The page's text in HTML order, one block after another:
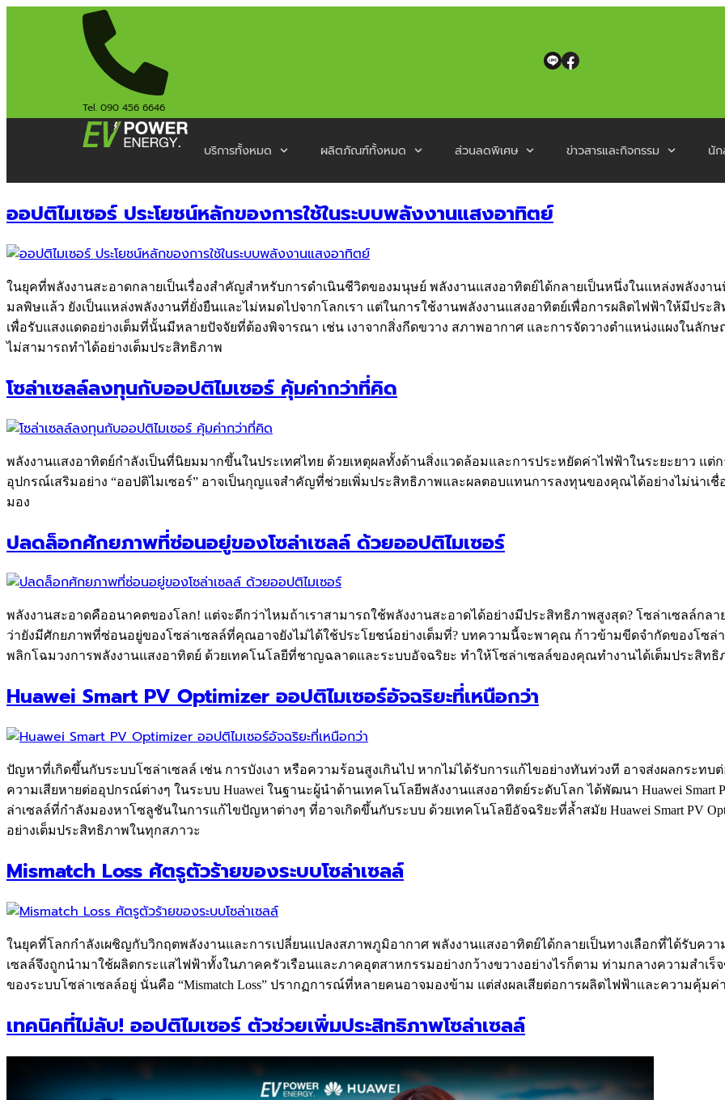
Tel. 090 456 6646
บริการทั้งหมด ผลิตภัณฑ์ทั้งหมด ส่วนลดพิเศษ ข่าวสารและกิจกรรม นั
ออปติไมเซอร์ ประโยชน์หลักของการใช้ในระบบพลังงานแสงอาทิตย์
ในยุคที่พลังงานสะอาดกลายเป็นเรื่องสำคัญสำหรับการดำเนินชีวิตของมนุษย์ พลังงานแสงอาทิตย์ได้กลายเป็นหนึ่งในแหล่งพลังงา
มลพิษแล้ว ยังเป็นแหล่งพลังงานที่ยั่งยืนและไม่หมดไปจากโลกเรา แต่ในการใช้งานพลังงานแสงอาทิตย์เพื่อการผลิตไฟฟ้าให้มีประ
เพื่อรับแสงแดดอย่างเต็มที่นั้นมีหลายปัจจัยที่ต้องพิจารณา เช่น เงาจากสิ่งกีดขวาง สภาพอากาศ และการจัดวางตำแหน่งแผงในลั
ไม่สามารถทำได้อย่างเต็มประสิทธิภาพ
โซล่าเซลล์ลงทุนกับออปติไมเซอร์ คุ้มค่ากว่าที่คิด
พลังงานแสงอาทิตย์กำลังเป็นที่นิยมมากขึ้นในประเทศไทย ด้วยเหตุผลทั้งด้านสิ่งแวดล้อมและการประหยัดค่าไฟฟ้าในระยะยาว แ
อุปกรณ์เสริมอย่าง “ออปติไมเซอร์” อาจเป็นกุญแจสำคัญที่ช่วยเพิ่มประสิทธิภาพและผลตอบแทนการลงทุนของคุณได้อย่างไม่น่าเชื่อ
มอง
ปลดล็อกศักยภาพที่ซ่อนอยู่ของโซล่าเซลล์ ด้วยออปติไมเซอร์
พลังงานสะอาดคืออนาคตของโลก! แต่จะดีกว่าไหมถ้าเราสามารถใช้พลังงานสะอาดได้อย่างมีประสิทธิภาพสูงสุด? โซล่าเซลล์ก
ว่ายังมีศักยภาพที่ซ่อนอยู่ของโซล่าเซลล์ที่คุณอาจยังไม่ได้ใช้ประโยชน์อย่างเต็มที่? บทความนี้จะพาคุณ ก้าวข้ามขีดจำกัดของโซล่าเ
พลิกโฉมวงการพลังงานแสงอาทิตย์ ด้วยเทคโนโลยีที่ชาญฉลาดและระบบอัจฉริยะ ทำให้โซล่าเซลล์ของคุณทำงานได้เต็มประสิทธิ
Huawei Smart PV Optimizer ออปติไมเซอร์อัจฉริยะที่เหนือกว่า
ปัญหาที่เกิดขึ้นกับระบบโซล่าเซลล์ เช่น การบังเงา หรือความร้อนสูงเกินไป หากไม่ได้รับการแก้ไขอย่างทันท่วงที อาจส่งผลกระท
ความเสียหายต่ออุปกรณ์ต่างๆ ในระบบ Huawei ในฐานะผู้นำด้านเทคโนโลยีพลังงานแสงอาทิตย์ระดับโลก ได้พัฒนา Huawei
ล่าเซลล์ที่กำลังมองหาโซลูชันในการแก้ไขปัญหาต่างๆ ที่อาจเกิดขึ้นกับระบบ ด้วยเทคโนโลยีอัจฉริยะที่ล้ำสมัย Huawei Smart PV
อย่างเต็มประสิทธิภาพในทุกสภาวะ
Mismatch Loss ศัตรูตัวร้ายของระบบโซล่าเซลล์
ในยุคที่โลกกำลังเผชิญกับวิกฤตพลังงานและการเปลี่ยนแปลงสภาพภูมิอากาศ พลังงานแสงอาทิตย์ได้กลายเป็นทางเลือกที่ได้รับค
เซลล์จึงถูกนำมาใช้ผลิตกระแสไฟฟ้าทั้งในภาคครัวเรือนและภาคอุตสาหกรรมอย่างกว้างขวางอย่างไรก็ตาม ท่ามกลางความสำเ
ของระบบโซล่าเซลล์อยู่ นั่นคือ “Mismatch Loss” ปรากฏการณ์ที่หลายคนอาจมองข้าม แต่ส่งผลเสียต่อการผลิตไฟฟ้าและความคุ้ม
เทคนิคที่ไม่ลับ! ออปติไมเซอร์ ตัวช่วยเพิ่มประสิทธิภาพโซล่าเซลล์